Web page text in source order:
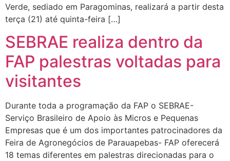
Verde, sediado em Paragominas, realizará a partir desta
terça (21) até quinta-feira […]
SEBRAE realiza dentro da
FAP palestras voltadas para
visitantes
Durante toda a programação da FAP o SEBRAE-
Serviço Brasileiro de Apoio às Micros e Pequenas
Empresas que é um dos importantes patrocinadores da
Feira de Agronegócios de Parauapebas- FAP oferecerá
18 temas diferentes em palestras direcionadas para o